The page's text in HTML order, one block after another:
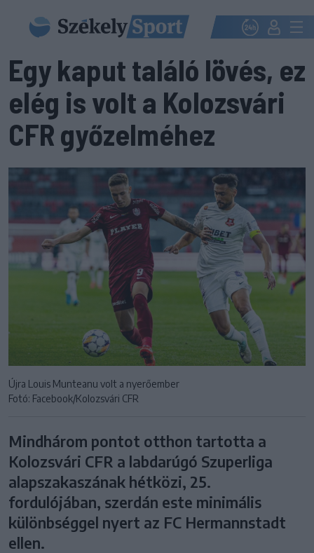
Egy kaput találó lövés, ez
elég is volt a Kolozsvári
CFR győzelméhez
Újra Louis Munteanu volt a nyerőember
Fotó: Facebook/Kolozsvári CFR
Mindhárom pontot otthon tartotta a
Kolozsvári CFR a labdarúgó Szuperliga
alapszakaszának hétközi, 25.
fordulójában, szerdán este minimális
különbséggel nyert az FC Hermannstadt
ellen.